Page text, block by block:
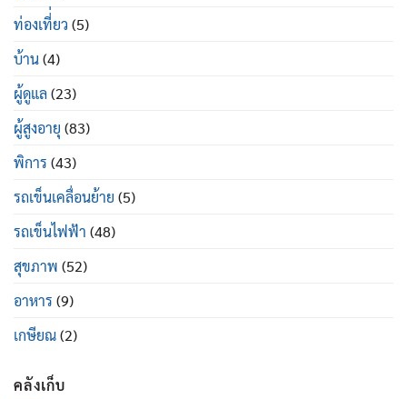
ท่องเที่่ยว (5)
บ้าน(4)
ผู้ดูแล (23)
ผู้สูงอายุ (83)
พิการ (43)
รถเข็นเคลื่อนย้าย (5)
รถเข็นไฟฟ้า (48)
สุขภาพ (52)
อาหาร (9)
เกษียณ(2)
คลังเก็บ